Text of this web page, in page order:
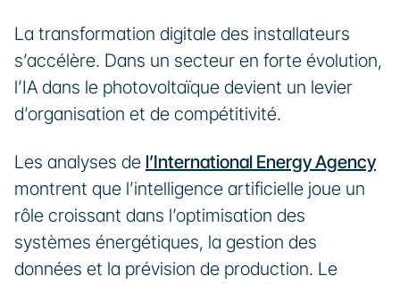
La transformation digitale des installateurs
s’accélère. Dans un secteur en forte évolution,
l’IA dans le photovoltaïque devient un levier
d’organisation et de compétitivité.
Les analyses de l’International Energy Agency
montrent que l’intelligence artificielle joue un
rôle croissant dans l’optimisation des
systèmes énergétiques, la gestion des
données et la prévision de production. Le